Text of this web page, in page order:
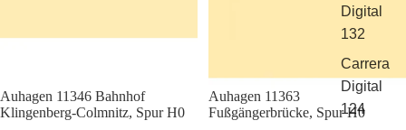
Digital
132
Carrera
Digital
124
Sale
Auhagen 11346 Bahnhof
Klingenberg-Colmnitz, Spur H0
Sale
Auhagen 11363
Fußgängerbrücke, Spur H0